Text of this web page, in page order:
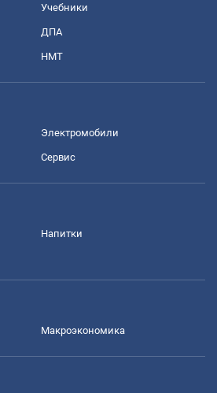
Учебники
ДПА
НМТ
Электромобили
Сервис
Напитки
Mакроэкономика